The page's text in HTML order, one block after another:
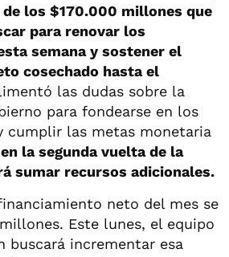
los $170.000 millones que
para renovar los
semana y sostener el
cosechado hasta el
las dudas sobre la
para fondearse en los
cumplir las metas monetaria
en la segunda vuelta de la
sumar recursos adicionales.
neto del mes se
Este lunes, el equipo
buscará incrementar esa